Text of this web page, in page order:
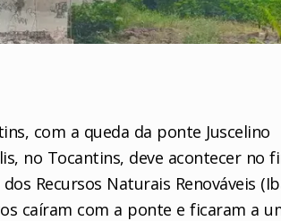
com a queda da ponte Juscelino
no Tocantins, deve acontecer no
Recursos Naturais Renováveis
caíram com a ponte e ficaram a